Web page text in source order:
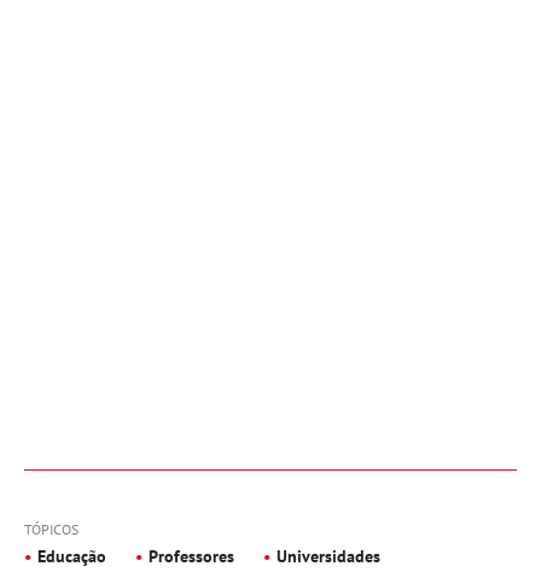
TÓPICOS
Educação Professores
Universidades